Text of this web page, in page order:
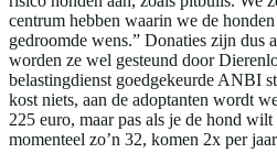
centrum hebben waarin we de
gedroomde wens.” Donaties zijn dus
worden ze wel gesteund door
belastingdienst goedgekeurde ANBI
kost niets, aan de adoptanten wordt
225 euro, maar pas als je de hond
momenteel zo’n 32, komen 2x per